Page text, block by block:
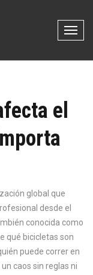
N
v
p
a
l
a
n
el
global que
desde el
conocida como
qué bicicletas son
puede correr en
caos sin reglas ni